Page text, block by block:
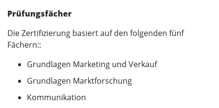
Prüfungsfächer
Die Zertifizierung basiert auf den folgenden fünf
Fächern::
Grundlagen Marketing und Verkauf
Grundlagen Marktforschung
Kommunikation